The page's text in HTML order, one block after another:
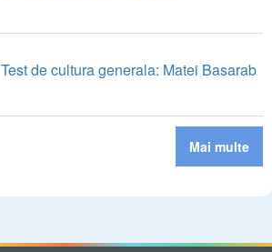
Test de cultura generala: Matei Basarab
Mai multe